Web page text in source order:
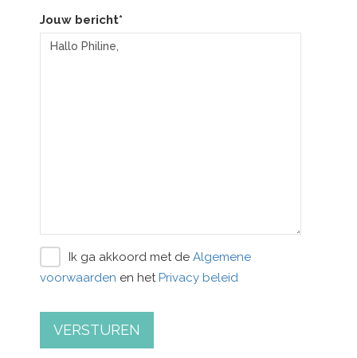
Jouw bericht*
Ik ga akkoord met de Algemene
voorwaarden en het Privacy beleid
VERSTUREN